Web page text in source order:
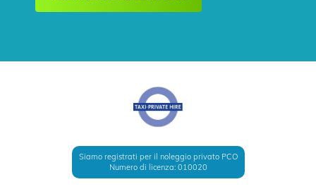
Siamo registrati per il noleggio privato PCO
Numero di licenza: 010020